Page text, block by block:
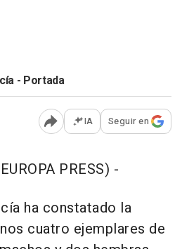
- Portada
Abrir opciones para
IA Seguir en
PRESS) -
ha constatado la
cuatro ejemplares de